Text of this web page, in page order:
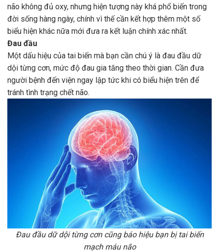
não không đủ oxy, nhưng hiện tượng này khá phổ biến trong
đời sống hàng ngày, chính vì thế cần kết hợp thêm một số
biểu hiện khác nữa mới đưa ra kết luận chính xác nhất.
Đau đầu
Một dấu hiệu của tai biến mà bạn cần chú ý là đau đầu dữ
dội từng cơn, mức độ đau gia tăng theo thời gian. Cần đưa
người bệnh đến viện ngay lập tức khi có biểu hiện trên để
tránh tình trạng chết não.
Đau đầu dữ dội từng cơn cũng báo hiệu bạn bị tai biến
mạch máu não